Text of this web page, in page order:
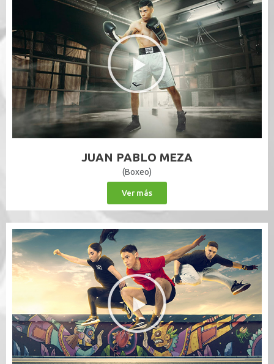
JUAN PABLO MEZA
(Boxeo)
Ver más